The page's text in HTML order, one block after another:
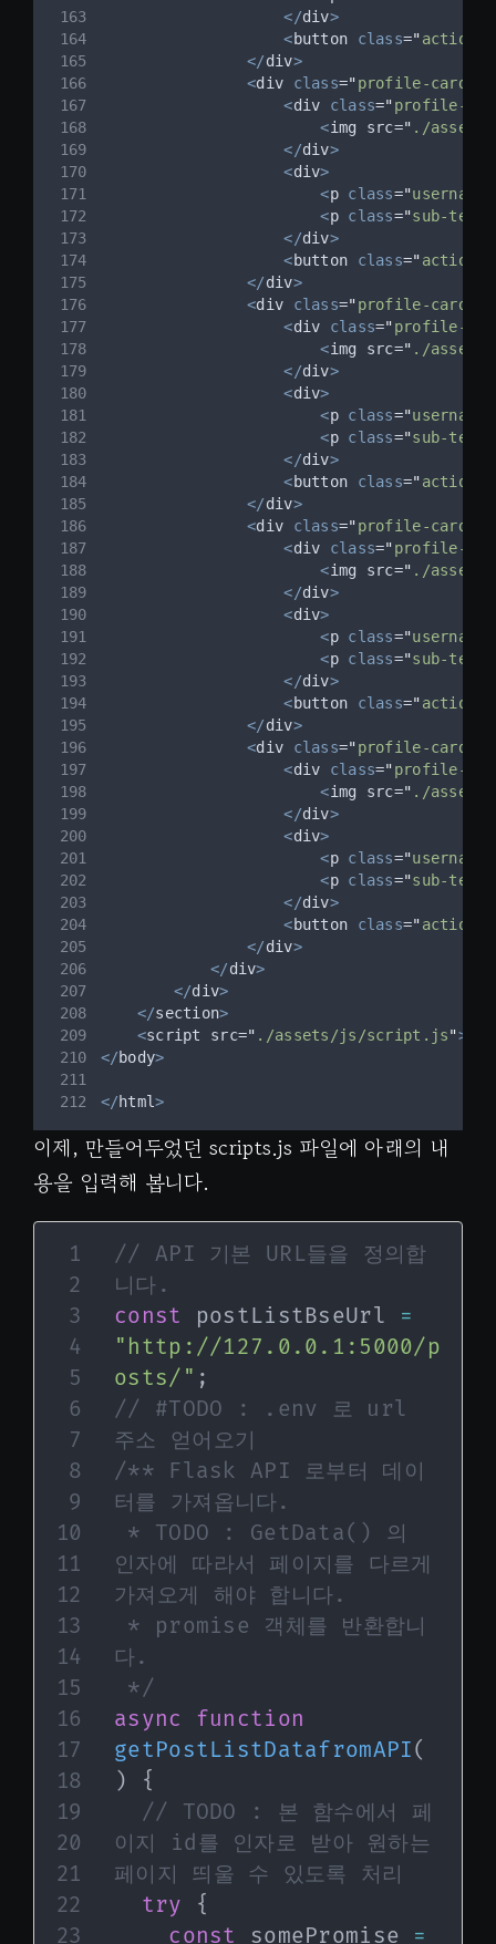
</div>
<button class="action-
</div>
<div class="profile-card
<div class="profile-pic
<img src=" ./
</div>
<div>
<p class="username
<p class="sub-text
</div>
<button class="action-
</div>
<div class="profile-card
<div class="profile-pic
<img src=" ./
</div>
<div>
<p class="username
<p class="sub-text
</div>
<button class="action-
</div>
<div class="profile-card
<div class="profile-pic
<img src=" ./
</div>
<div>
<p class="username
<p class="sub-text
</div>
<button class="action-
</div>
<div class="profile-card
<div class="profile-pic
<img src=" ./
</div>
<div>
<p class="username
<p class="sub-text
</div>
<button class="action-
</div>
</div>
</div>
</section>
<script src=" ./assets/js/script.js"></
</body>
</html>
이제, 만들어두었던 scripts.js 파일에 아래의 내
용을 입력해 봅니다.
// API 기본 URL들을 정의합
니다.
const
postListBseUrl =
"http://127.0.0.1:5000/p
osts/" ;
// #TODO : .env 로 url
주소 얻어오기
/** Flask API 로부터 데이
터를 가져옵니다.
인자에 따라서 페이지를 다르게
가져오게 해야 합니다.
다.
*/
async
function
getPostListDatafromAPI(
)
{
// TODO : 본 함수에서 페
이지 id를 인자로 받아 원하는
페이지 띄울 수 있도록 처리
try
{
const
somePromise =